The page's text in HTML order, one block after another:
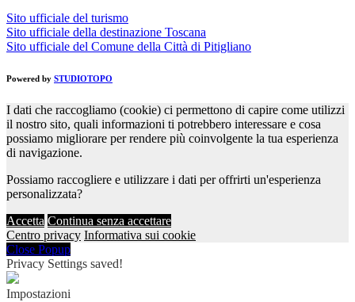
Sito ufficiale del turismo
Sito ufficiale della destinazione Toscana
Sito ufficiale del Comune della Città di Pitigliano
Powered by STUDIOTOPO
I dati che raccogliamo (cookie) ci permettono di capire come utilizzi
il nostro sito, quali informazioni ti potrebbero interessare e cosa
possiamo migliorare per rendere più coinvolgente la tua esperienza
di navigazione.
Possiamo raccogliere e utilizzare i dati per offrirti un'esperienza
personalizzata?
Accetta Continua senza accettare
Centro privacy Informativa sui cookie
Close Popup
Privacy Settings saved!
Impostazioni